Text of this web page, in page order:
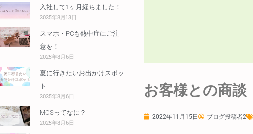
入社して1ヶ月経ちました！
2025年8月13日
スマホ・PCも熱中症にご注
意を！
2025年8月6日
夏に行きたいお出かけスポッ
ト
2025年8月6日
MOSってなに？
2025年8月6日
お客様との商談
2022年11月15日 ブログ投稿者2